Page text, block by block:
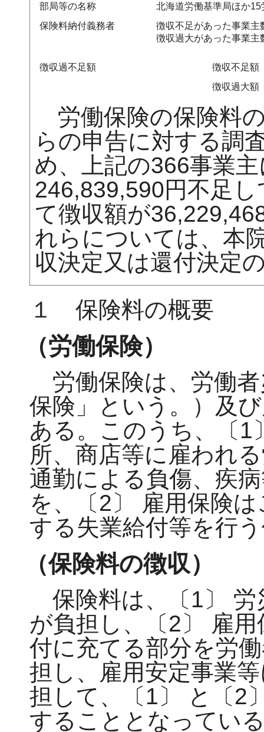
部局等の名称
北海道労働基準局ほか15
保険料納付義務者
徴収不足があった事業
徴収過大があった事業
徴収過不足額
徴収不足額
徴収過大額
労働保険の保険料
らの申告に対する調
め、上記の366事業
246,839,590円不足
て徴収額が
れらについては、本
収決定又は還付決定
１ 保険料の概要
（労働保険）
労働保険は、労働者
保険」という。）及
ある。このうち、〔1
所、商店等に雇われ
通勤による負傷、疾
を、〔2〕 雇用保険
する失業給付等を行
（保険料の徴収）
保険料は、〔1〕 労
が負担し、〔2〕 雇
付に充てる部分を労
担し、雇用安定事業
担して、〔1〕 と〔2
することとなってい